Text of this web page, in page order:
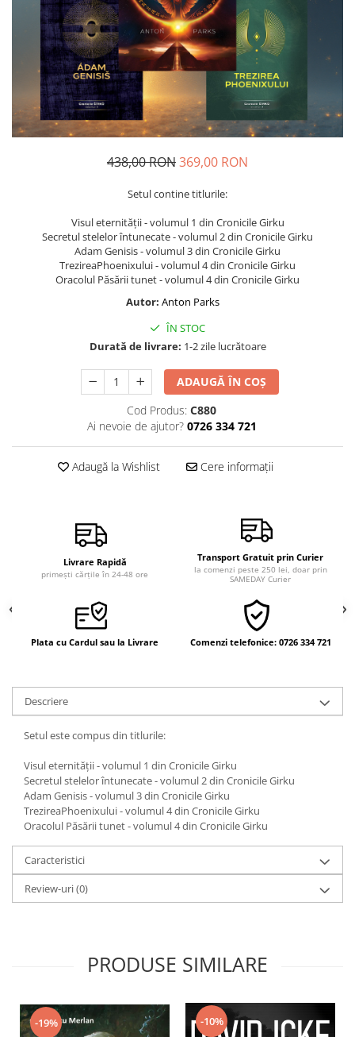
Astrologie
Știință
Seria Montauk
Mistere
Seria Chico Xavier
Viata după moarte
Relații de cuplu
Erotism
Psihologie practică
Seria Masaru Emoto
Inspiraţie divină
Vindecare spirituală
Viaţa de după moarte
Supă de pui pentru suflet
Yoga
Oracol
Spiritualitate şi ştiinţă
Fără categorie
Cunoaștere
438,00 RON369,00 RON
Setul contine titlurile:
Visul eternității - volumul 1 din Cronicile Girku
Secretul stelelor întunecate - volumul 2 din Cronicile Girku
Adam Genisis - volumul 3 din Cronicile Girku
TrezireaPhoenixului - volumul 4 din Cronicile Girku
Oracolul Păsării tunet - volumul 4 din Cronicile Girku
Autor: Anton Parks
ÎN STOC
Durată de livrare: 1-2 zile lucrătoare
ADAUGĂ ÎN COȘ
Cod Produs: C880
Ai nevoie de ajutor? 0726 334 721
Adaugă la Wishlist Cere informații
Livrare Rapidă
primești cărțile în 24-48 ore
Transport Gratuit prin Curier
la comenzi peste 250 lei, doar prin
SAMEDAY Curier
Plata cu Cardul sau la Livrare Comenzi telefonice: 0726 334 721
Descriere
Setul este compus din titlurile:
Visul eternității - volumul 1 din Cronicile Girku
Secretul stelelor întunecate - volumul 2 din Cronicile Girku
Adam Genisis - volumul 3 din Cronicile Girku
TrezireaPhoenixului - volumul 4 din Cronicile Girku
Oracolul Păsării tunet - volumul 4 din Cronicile Girku
Caracteristici
Review-uri(0)
PRODUSE SIMILARE
-19% -10%